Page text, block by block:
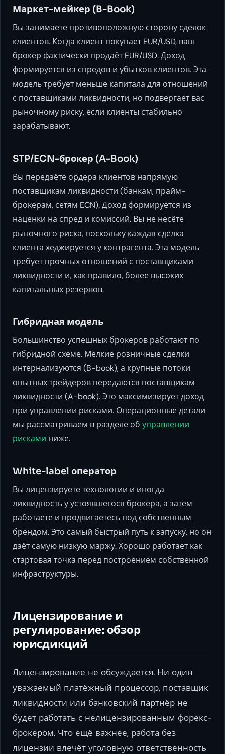
Маркет-мейкер (B-Book)
Вы занимаете противоположную сторону сделок
клиентов. Когда клиент покупает EUR/USD, ваш
брокер фактически продаёт EUR/USD. Доход
формируется из спредов и убытков клиентов. Эта
модель требует меньше капитала для отношений
с поставщиками ликвидности, но подвергает вас
рыночному риску, если клиенты стабильно
зарабатывают.
STP/ECN-брокер (A-Book)
Вы передаёте ордера клиентов напрямую
поставщикам ликвидности (банкам, прайм-
брокерам, сетям ECN). Доход формируется из
наценки на спред и комиссий. Вы не несёте
рыночного риска, поскольку каждая сделка
клиента хеджируется у контрагента. Эта модель
требует прочных отношений с поставщиками
ликвидности и, как правило, более высоких
капитальных резервов.
Гибридная модель
Большинство успешных брокеров работают по
гибридной схеме. Мелкие розничные сделки
интернализуются (B-book), а крупные потоки
опытных трейдеров передаются поставщикам
ликвидности (A-book). Это максимизирует доход
при управлении рисками. Операционные детали
мы рассматриваем в разделе об управлении
рисками ниже.
White-label оператор
Вы лицензируете технологии и иногда
ликвидность у устоявшегося брокера, а затем
работаете и продвигаетесь под собственным
брендом. Это самый быстрый путь к запуску, но он
даёт самую низкую маржу. Хорошо работает как
стартовая точка перед построением собственной
инфраструктуры.
Лицензирование и
регулирование: обзор
юрисдикций
Лицензирование не обсуждается. Ни один
уважаемый платёжный процессор, поставщик
ликвидности или банковский партнёр не
будет работать с нелицензированным форекс-
брокером. Что ещё важнее, работа без
лицензии влечёт уголовную ответственность